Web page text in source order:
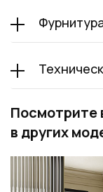
Посмотрите
в других